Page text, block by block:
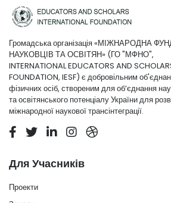
Громадська організація «МІЖНАРОДНА
НАУКОВЦІВ ТА ОСВІТЯН» (ГО "МФНО",
INTERNATIONAL EDUCATORS AND
FOUNDATION, IESF) є добровільним
фізичних осіб, створеним для об’єднання
та освітянського потенціалу України для
міжнародної наукової трансінтеграції.
Для Учасників
Проекти